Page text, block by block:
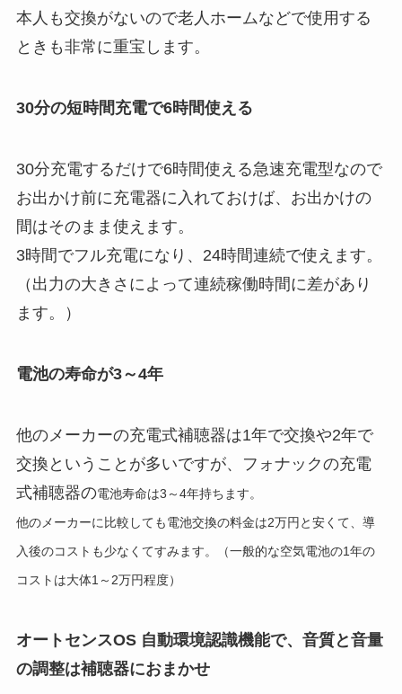
本人も交換がないので老人ホームなどで使用する
ときも非常に重宝します。
30分の短時間充電で6時間使える
30分充電するだけで6時間使える急速充電型なので
お出かけ前に充電器に入れておけば、お出かけの
間はそのまま使えます。
3時間でフル充電になり、24時間連続で使えます。
（出力の大きさによって連続稼働時間に差があり
ます。）
電池の寿命が3～4年
他のメーカーの充電式補聴器は1年で交換や2年で
交換ということが多いですが、フォナックの充電
式補聴器の電池寿命は3～4年持ちます。
他のメーカーに比較しても電池交換の料金は2万円と安くて、導
入後のコストも少なくてすみます。（一般的な空気電池の1年の
コストは大体1～2万円程度）
オートセンスOS 自動環境認識機能で、音質と音量
の調整は補聴器におまかせ